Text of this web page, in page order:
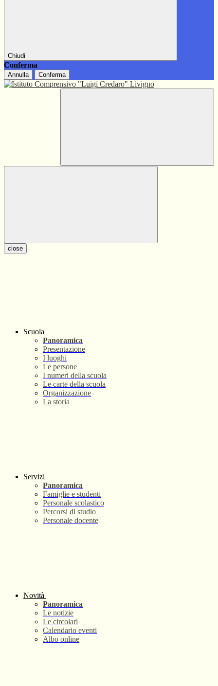
Chiudi
Conferma
Annulla Conferma
close
Scuola
Panoramica
Presentazione
I luoghi
Le persone
I numeri della scuola
Le carte della scuola
Organizzazione
La storia
Servizi
Panoramica
Famiglie e studenti
Personale scolastico
Percorsi di studio
Personale docente
Novità
Panoramica
Le notizie
Le circolari
Calendario eventi
Albo online